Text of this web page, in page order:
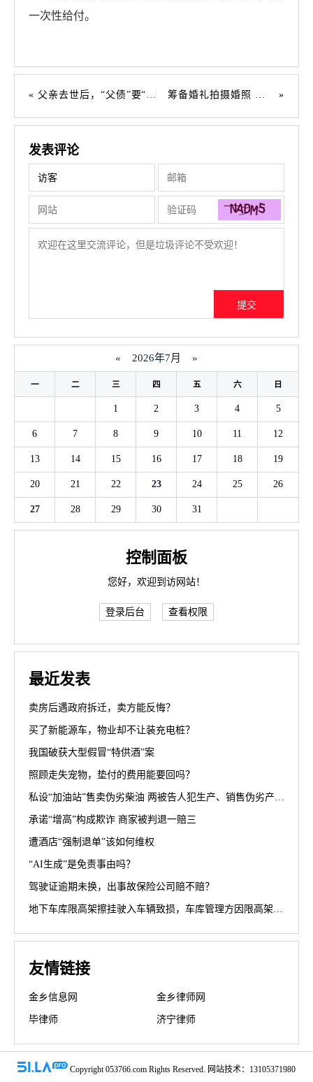
一次性给付。
父亲去世后，“父债”要“子偿”吗？ 筹备婚礼拍摄婚照 不属彩礼无须返还
发表评论
« 2026年7月 »
一 二 三 四 五 六 日
1 2 3 4 5
6 7 8 9 10 11 12
13 14 15 16 17 18 19
20 21 22 23 24 25 26
27 28 29 30 31
控制面板
您好，欢迎到访网站！
登录后台 查看权限
最近发表
卖房后遇政府拆迁，卖方能反悔？
买了新能源车，物业却不让装充电桩？
我国破获大型假冒“特供酒”案
照顾走失宠物，垫付的费用能要回吗？
私设“加油站”售卖伪劣柴油 两被告人犯生产、销售伪劣产品罪获刑罚
承诺“增高”构成欺诈 商家被判退一赔三
遭酒店“强制退单”该如何维权
“AI生成”是免责事由吗？
驾驶证逾期未换，出事故保险公司赔不赔？
地下车库限高架擦挂驶入车辆致损，车库管理方因限高架设置高度不符合规范被判担责70%
友情链接
金乡信息网 金乡律师网
毕律师 济宁律师
Copyright 053766.com Rights Reserved. 网站技术：13105371980